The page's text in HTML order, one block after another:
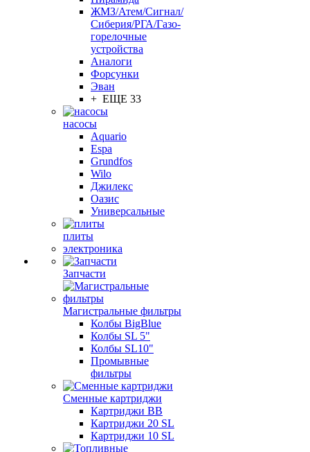
ЖМЗ/Атем/Сигнал/
Сиберия/РГА/Газо-
горелочные
устройства
Aналоги
Форсунки
Эван
+ ЕЩЕ 33
насосы
Aquario
Espa
Grundfos
Wilo
Джилекс
Оазис
Универсальные
плиты
электроника
Запчасти
Магистральные фильтры
Колбы BigBlue
Колбы SL 5"
Колбы SL10"
Промывные
фильтры
Сменные картриджи
Картриджи BB
Картриджи 20 SL
Картриджи 10 SL